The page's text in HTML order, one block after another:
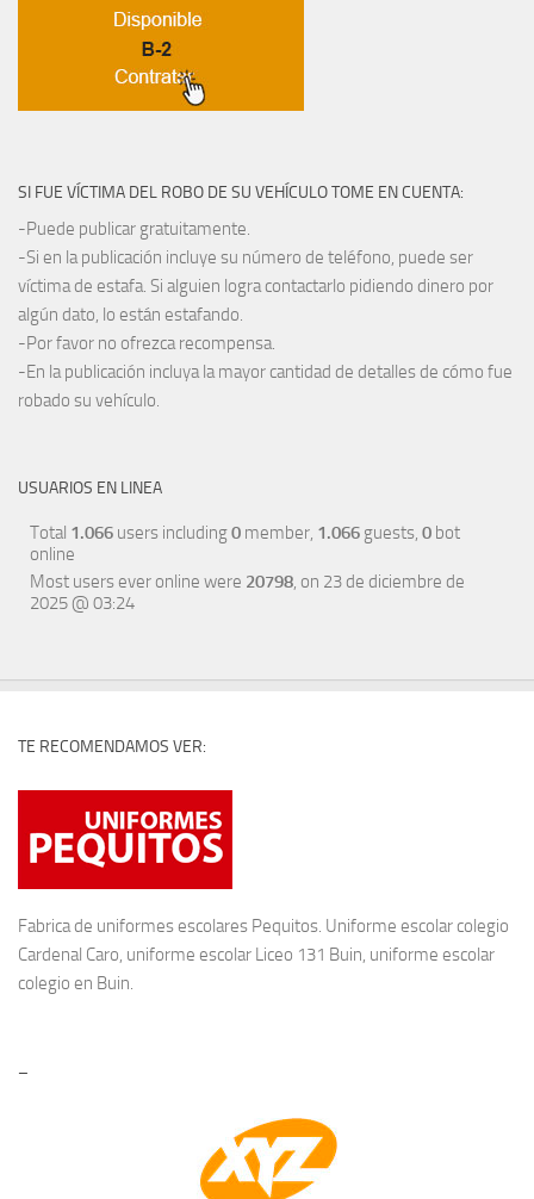
SI FUE VÍCTIMA DEL ROBO DE SU VEHÍCULO TOME EN CUENTA:
-Puede publicar gratuitamente.
-Si en la publicación incluye su número de teléfono, puede ser
víctima de estafa. Si alguien logra contactarlo pidiendo dinero por
algún dato, lo están estafando.
-Por favor no ofrezca recompensa.
-En la publicación incluya la mayor cantidad de detalles de cómo fue
robado su vehículo.
USUARIOS EN LINEA
Total 1.066 users including0 member, 1.066 guests, 0 bot
online
Most users ever online were 20798, on 23 de diciembre de
2025 @ 03:24
TE RECOMENDAMOS VER:
Fabrica de uniformes escolares Pequitos. Uniforme escolar colegio
Cardenal Caro, uniforme escolar Liceo 131 Buin, uniforme escolar
colegio en Buin.
–